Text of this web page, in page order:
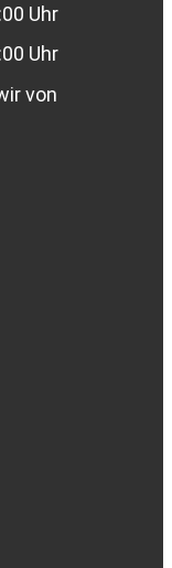
Uhr
Uhr
von